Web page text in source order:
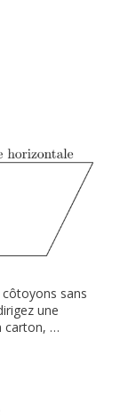
côtoyons sans
une
carton, …